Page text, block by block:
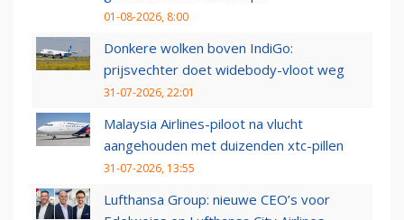
01-08-2026, 8:00
Donkere wolken boven IndiGo:
prijsvechter doet widebody-vloot weg
31-07-2026, 22:01
Malaysia Airlines-piloot na vlucht
aangehouden met duizenden xtc-pillen
31-07-2026, 13:55
Lufthansa Group: nieuwe CEO’s voor